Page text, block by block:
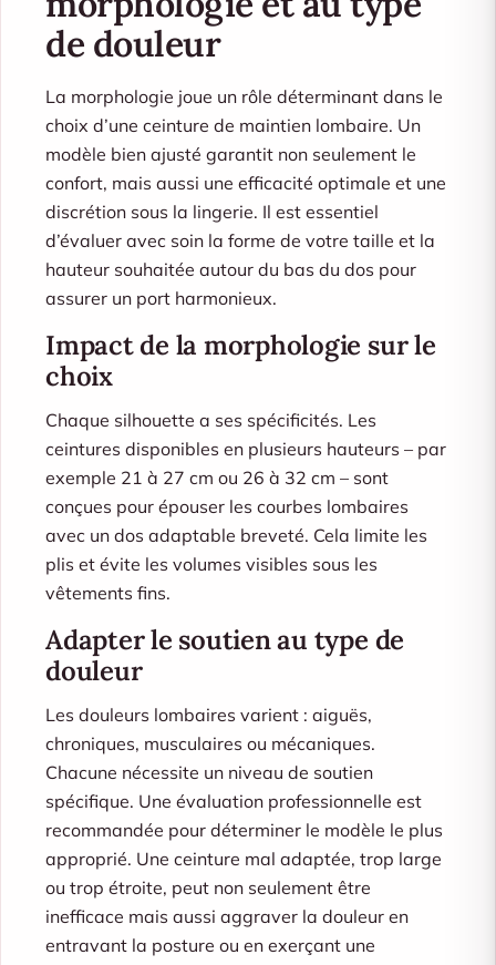
de douleur
La morphologie joue un rôle déterminant dans le
choix d’une ceinture de maintien lombaire. Un
modèle bien ajusté garantit non seulement le
confort, mais aussi une efficacité optimale et une
discrétion sous la lingerie. Il est essentiel
d’évaluer avec soin la forme de votre taille et la
hauteur souhaitée autour du bas du dos pour
assurer un port harmonieux.
Impact de la morphologie sur le
choix
Chaque silhouette a ses spécificités. Les
ceintures disponibles en plusieurs hauteurs – par
exemple 21 à 27 cm ou 26 à 32 cm – sont
conçues pour épouser les courbes lombaires
avec un dos adaptable breveté. Cela limite les
plis et évite les volumes visibles sous les
vêtements fins.
Adapter le soutien au type de
douleur
Les douleurs lombaires varient : aiguës,
chroniques, musculaires ou mécaniques.
Chacune nécessite un niveau de soutien
spécifique. Une évaluation professionnelle est
recommandée pour déterminer le modèle le plus
approprié. Une ceinture mal adaptée, trop large
ou trop étroite, peut non seulement être
inefficace mais aussi aggraver la douleur en
entravant la posture ou en exerçant une